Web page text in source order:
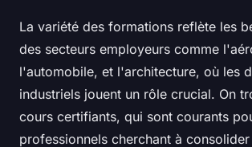
La variété des formations reflète les
des secteurs employeurs comme
l'automobile, et l'architecture, où les
industriels jouent un rôle crucial. On
cours certifiants, qui sont courants
professionnels cherchant à